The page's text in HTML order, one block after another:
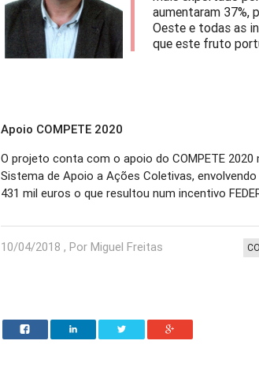
aumentaram 37%,
Oeste e todas as
que este fruto
Apoio COMPETE 2020
O projeto conta com o apoio do COMPETE
Sistema de Apoio a Ações Coletivas,
431 mil euros o que resultou num incentivo
10/04/2018 , Por Miguel Freitas